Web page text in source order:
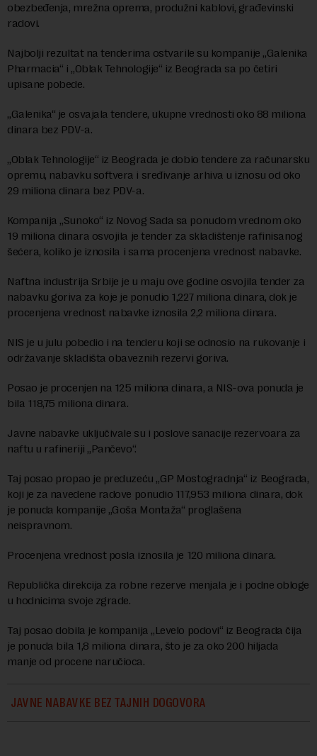
obezbeđenja, mrežna oprema, produžni kablovi, građevinski
radovi.
Najbolji rezultat na tenderima ostvarile su kompanije „Galenika
Pharmacia“ i „Oblak Tehnologije“ iz Beograda sa po četiri
upisane pobede.
„Galenika“ je osvajala tendere, ukupne vrednosti oko 88 miliona
dinara bez PDV-a.
„Oblak Tehnologije“ iz Beograda je dobio tendere za računarsku
opremu, nabavku softvera i sređivanje arhiva u iznosu od oko
29 miliona dinara bez PDV-a.
Kompanija „Sunoko“ iz Novog Sada sa ponudom vrednom oko
19 miliona dinara osvojila je tender za skladištenje rafinisanog
šećera, koliko je iznosila i sama procenjena vrednost nabavke.
Naftna industrija Srbije je u maju ove godine osvojila tender za
nabavku goriva za koje je ponudio 1,227 miliona dinara, dok je
procenjena vrednost nabavke iznosila 2,2 miliona dinara.
NIS je u julu pobedio i na tenderu koji se odnosio na rukovanje i
održavanje skladišta obaveznih rezervi goriva.
Posao je procenjen na 125 miliona dinara, a NIS-ova ponuda je
bila 118,75 miliona dinara.
Javne nabavke uključivale su i poslove sanacije rezervoara za
naftu u rafineriji „Pančevo“.
Taj posao propao je preduzeću „GP Mostogradnja“ iz Beograda,
koji je za navedene radove ponudio 117,953 miliona dinara, dok
je ponuda kompanije „Goša Montaža“ proglašena
neispravnom.
Procenjena vrednost posla iznosila je 120 miliona dinara.
Republička direkcija za robne rezerve menjala je i podne obloge
u hodnicima svoje zgrade.
Taj posao dobila je kompanija „Levelo podovi“ iz Beograda čija
je ponuda bila 1,8 miliona dinara, što je za oko 200 hiljada
manje od procene naručioca.
JAVNE NABAVKE BEZ TAJNIH DOGOVORA